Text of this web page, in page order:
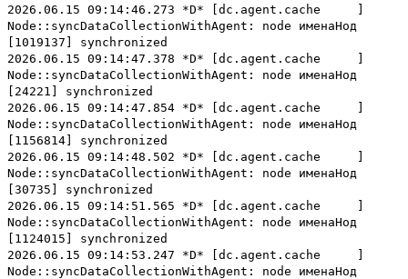
2026.06.15 09:14:46.273 *D* [dc.agent.cache ]
Node::syncDataCollectionWithAgent: node именаНод
[1019137] synchronized
2026.06.15 09:14:47.378 *D* [dc.agent.cache ]
Node::syncDataCollectionWithAgent: node именаНод
[24221] synchronized
2026.06.15 09:14:47.854 *D* [dc.agent.cache ]
Node::syncDataCollectionWithAgent: node именаНод
[1156814] synchronized
2026.06.15 09:14:48.502 *D* [dc.agent.cache ]
Node::syncDataCollectionWithAgent: node именаНод
[30735] synchronized
2026.06.15 09:14:51.565 *D* [dc.agent.cache ]
Node::syncDataCollectionWithAgent: node именаНод
[1124015] synchronized
2026.06.15 09:14:53.247 *D* [dc.agent.cache ]
Node::syncDataCollectionWithAgent: node именаНод